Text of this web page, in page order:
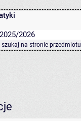
2026
na stronie przedmiotu